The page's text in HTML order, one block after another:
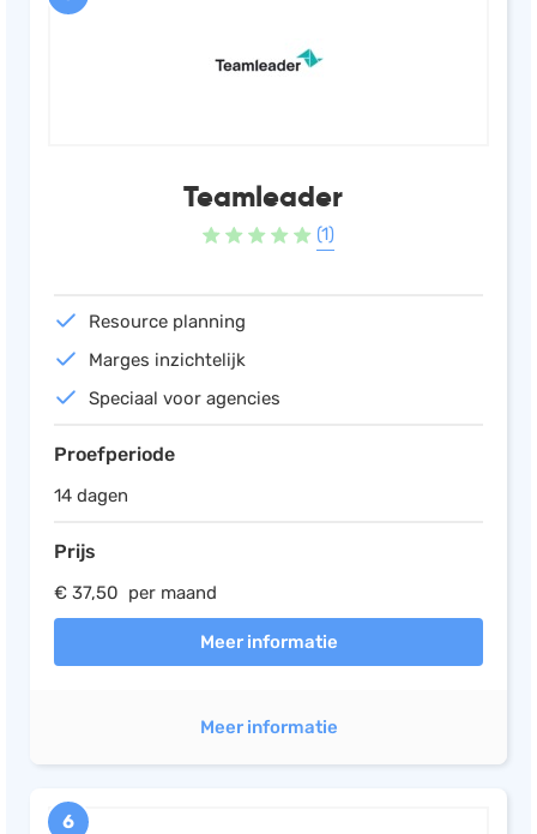
Teamleader
(1)
Resource planning
Marges inzichtelijk
Speciaal voor agencies
Proefperiode
14 dagen
Prijs
€ 37,50 per maand
Meer informatie
Meer informatie
6